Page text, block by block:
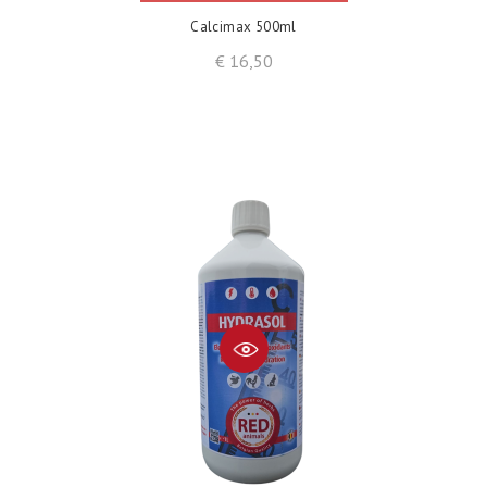
Calcimax 500ml
€ 16,50Prijs